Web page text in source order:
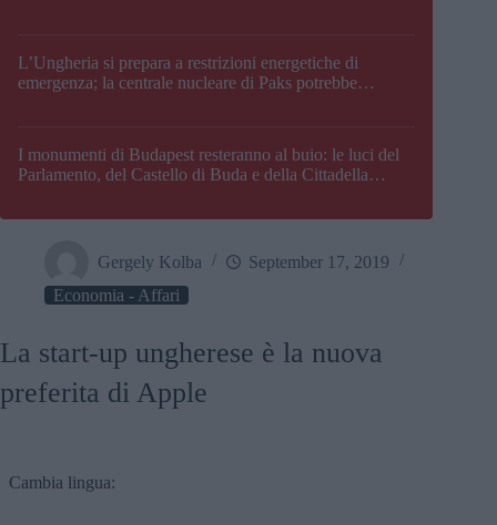
L’Ungheria si prepara a restrizioni energetiche di
emergenza; la centrale nucleare di Paks potrebbe
I monumenti di Budapest resteranno al buio: le luci del
Parlamento, del Castello di Buda e della Cittadella
Gergely Kolba
September 17, 2019
Economia - Affari
La start-up ungherese è la nuova
preferita di Apple
Cambia lingua: